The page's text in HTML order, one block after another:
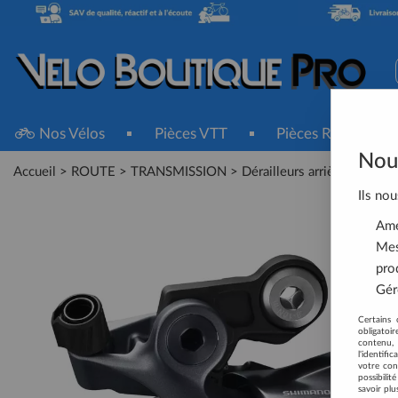
Nos Vélos Pièces VTT Pièces Route
Accueil > ROUTE > TRANSMISSION > Dérailleurs arrière >
Ils
Certains
contenu,
votre
savoir